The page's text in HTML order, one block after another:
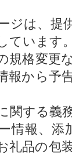
ジは、提
ています。
規格変更
報から予
関する義
情報、添
礼品の包